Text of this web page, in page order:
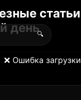
🔍
❌ Ошибка загрузки